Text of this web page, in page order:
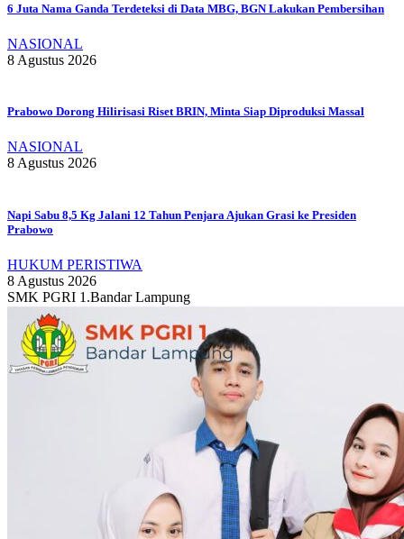
6 Juta Nama Ganda Terdeteksi di Data MBG, BGN Lakukan Pembersihan
NASIONAL
8 Agustus 2026
Prabowo Dorong Hilirisasi Riset BRIN, Minta Siap Diproduksi Massal
NASIONAL
8 Agustus 2026
Napi Sabu 8,5 Kg Jalani 12 Tahun Penjara Ajukan Grasi ke Presiden
Prabowo
HUKUM PERISTIWA
8 Agustus 2026
SMK PGRI 1.Bandar Lampung